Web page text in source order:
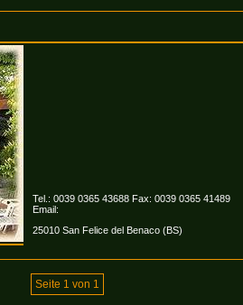
Tel.: 0039 0365 43688 Fax: 0039 0365 41489
Email:
25010 San Felice del Benaco (BS)
Seite 1 von 1